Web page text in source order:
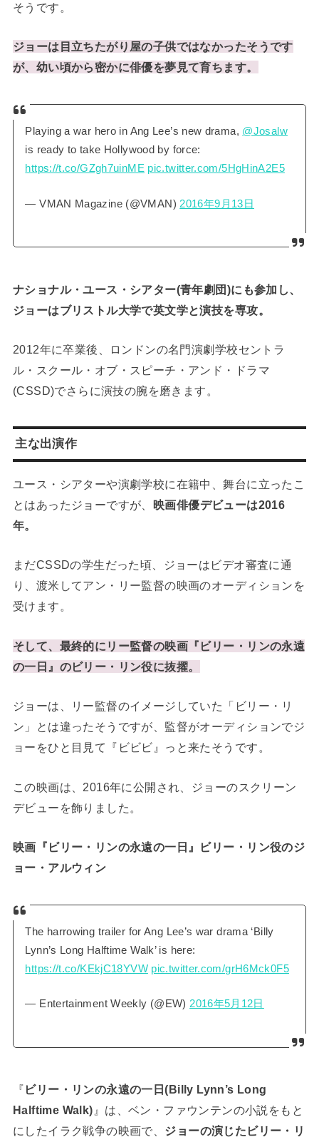
そうです。
ジョーは目立ちたがり屋の子供ではなかったそうです
が、幼い頃から密かに俳優を夢見て育ちます。
Playing a war hero in Ang Lee’s new drama, @Josalw
is ready to take Hollywood by force:
https://t.co/GZgh7uinME pic.twitter.com/5HgHinA2E5
— VMAN Magazine (@VMAN) 2016年9月13日
ナショナル・ユース・シアター(青年劇団)にも参加し、
ジョーはブリストル大学で英文学と演技を専攻。
2012年に卒業後、ロンドンの名門演劇学校セントラ
ル・スクール・オブ・スピーチ・アンド・ドラマ
(CSSD)でさらに演技の腕を磨きます。
主な出演作
ユース・シアターや演劇学校に在籍中、舞台に立ったこ
とはあったジョーですが、 映画俳優デビューは2016
年。
まだCSSDの学生だった頃、ジョーはビデオ審査に通
り、渡米してアン・リー監督の映画のオーディションを
受けます。
そして、最終的にリー監督の映画『ビリー・リンの永遠
の一日』のビリー・リン役に抜擢。
ジョーは、リー監督のイメージしていた「ビリー・リ
ン」とは違ったそうですが、監督がオーディションでジ
ョーをひと目見て『ビビビ』っと来たそうです。
この映画は、2016年に公開され、ジョーのスクリーン
デビューを飾りました。
映画『ビリー・リンの永遠の一日』ビリー・リン役のジ
ョー・アルウィン
The harrowing trailer for Ang Lee’s war drama ‘Billy
Lynn’s Long Halftime Walk’ is here:
https://t.co/KEkjC18YVW pic.twitter.com/grH6Mck0F5
— Entertainment Weekly (@EW)2016年5月12日
『 ビリー・リンの永遠の一日(Billy Lynn’s Long
Halftime Walk) 』は、ベン・ファウンテンの小説をもと
にしたイラク戦争の映画で、 ジョーの演じたビリー・リ